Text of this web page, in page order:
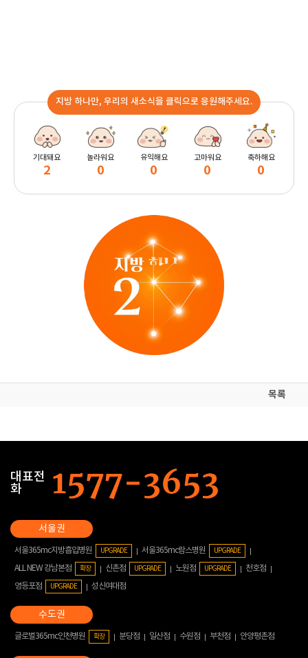
지방 하나만, 우리의 새소식을 클릭으로 응원해주세요.
기대돼요
2
놀라워요
0
유익해요
0
고마워요
0
축하해요
0
목록
대표전
화
서울365mc지방흡입병원 UPGRADE 서울365mc람스병원 UPGRADE
ALL NEW 강남본점 확장 신촌점 UPGRADE 노원점 UPGRADE
천호점
영등포점
UPGRADE 성신여대점
글로벌365mc인천병원 확장 분당점 일산점 수원점 부천점 안양평촌점